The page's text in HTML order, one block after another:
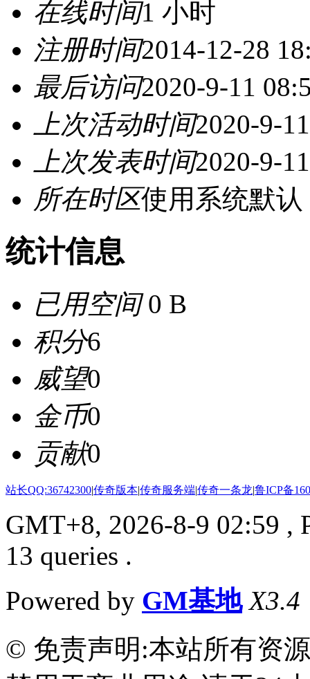
在线时间1 小时
注册时间2014-12-28
最后访问2020-9-11
上次活动时间2020-9-
上次发表时间2020-9-
所在时区使用系统默认
统计信息
已用空间0 B
积分6
威望0
金币0
贡献0
站长QQ:36742300|传奇版本|传奇服务端|传奇一条龙|鲁ICP备
GMT+8, 2026-8-9 02:59 ,
13 queries .
Powered by GM基地 X3.4
© 免责声明:本站所有资